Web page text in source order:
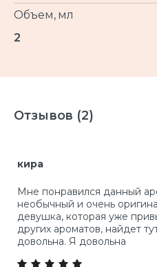
Объем, мл
2
Отзывов (2)
кира
Мне понравился данный
необычный и очень
девушка, которая уже
других ароматов, найдет
довольна. Я довольна